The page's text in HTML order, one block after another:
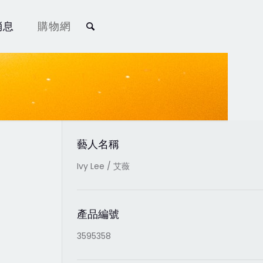
購物網
藝人名稱
Ivy Lee / 艾薇
產品編號
3595358